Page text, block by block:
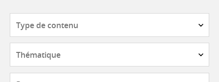
contenu